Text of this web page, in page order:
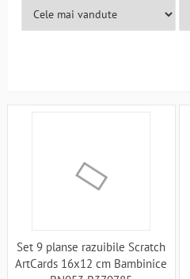
Set 9 planse razuibile Scratch
ArtCards 16x12 cm Bambinice